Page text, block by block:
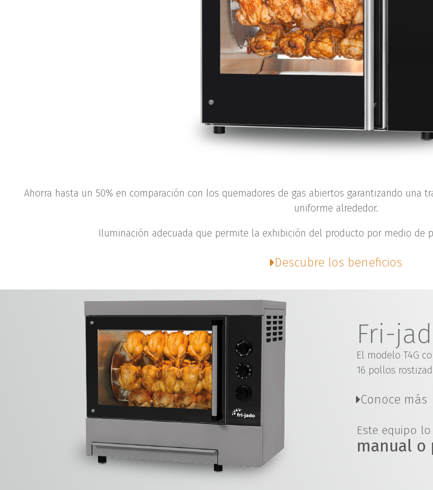
Ahorra hasta un 50% en comparación con los quemadores de gas abiertos garantizando una
uniforme alrededor.
Iluminación adecuada que permite la exhibición del producto por medio de
Descubre los beneficios
Fri-
El modelo T4G
16 pollos
Conoce más
Este equipo
manual o